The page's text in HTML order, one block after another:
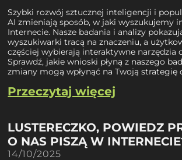
Szybki rozwój sztucznej inteligencji i
AI zmieniają sposób, w jaki wyszukujemy
Internecie. Nasze badania i analizy
wyszukiwarki tracą na znaczeniu, a
częściej wybierają interaktywne narzędzia
Sprawdź, jakie wnioski płyną z naszego
zmiany mogą wpłynąć na Twoją strategię
Przeczytaj więcej
LUSTERECZKO, POWIEDZ
O NAS PISZĄ W
14/10/2025